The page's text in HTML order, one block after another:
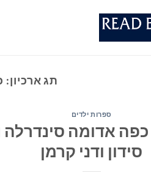
תג ארכיון:
ספרות ילדים
אדומה סינדרלה
סידון ודני קרמן